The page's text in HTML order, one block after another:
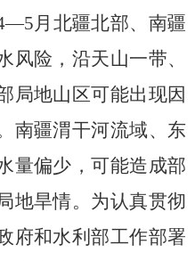
—5月北疆北部、南疆
风险， 沿天山一带、
局地山区可能出现因
南疆渭干河流域、东
量偏少，可能造成部
地旱情。 为认真贯彻
府和水利部工作部署